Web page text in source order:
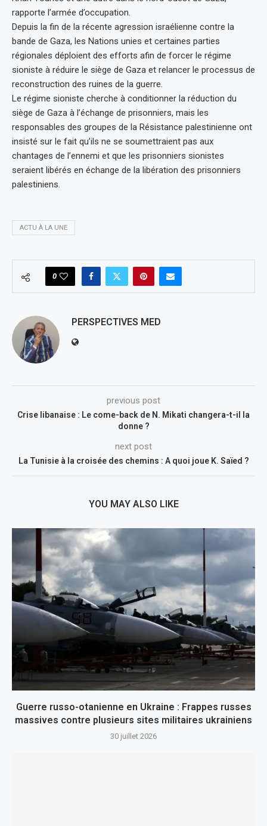
rapporte l’armée d’occupation.
Depuis la fin de la récente agression israélienne contre la
bande de Gaza, les Nations unies et certaines parties
régionales déploient des efforts afin de forcer le régime
sioniste à réduire le siège de Gaza et relancer le processus de
reconstruction des ruines de la guerre.
Le régime sioniste cherche à conditionner la réduction du
siège de Gaza à l’échange de prisonniers, mais les
responsables des groupes de la Résistance palestinienne ont
insisté sur le fait qu’ils ne se soumettraient pas aux
chantages de l’ennemi et que les prisonniers sionistes
seraient libérés en échange de la libération des prisonniers
palestiniens.
ACTU À LA UNE
0
PERSPECTIVES MED
previous post
Crise libanaise : Le come-back de N. Mikati changera-t-il la
donne ?
next post
La Tunisie à la croisée des chemins : A quoi joue K. Saïed ?
YOU MAY ALSO LIKE
Guerre russo-otanienne en Ukraine : Frappes russes
massives contre plusieurs sites militaires ukrainiens
30 juillet 2026